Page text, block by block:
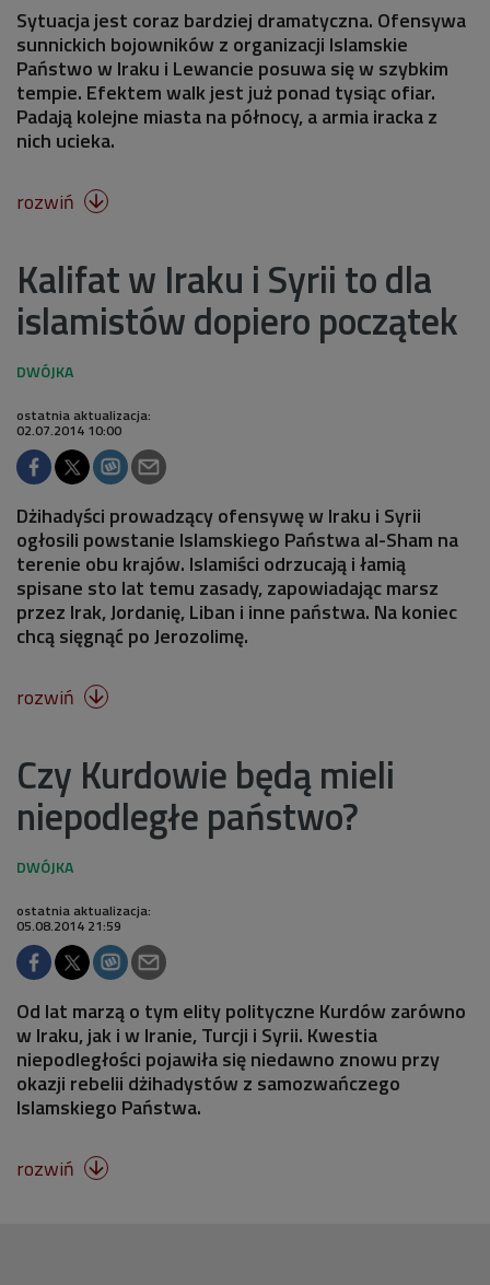
Sytuacja jest coraz bardziej dramatyczna. Ofensywa
sunnickich bojowników z organizacji Islamskie
Państwo w Iraku i Lewancie posuwa się w szybkim
tempie. Efektem walk jest już ponad tysiąc ofiar.
Padają kolejne miasta na północy, a armia iracka z
nich ucieka.
rozwiń 
Kalifat w Iraku i Syrii to dla
islamistów dopiero początek
ostatnia aktualizacja:
02.07.2014 10:00
Dżihadyści prowadzący ofensywę w Iraku i Syrii
ogłosili powstanie Islamskiego Państwa al-Sham na
terenie obu krajów. Islamiści odrzucają i łamią
spisane sto lat temu zasady, zapowiadając marsz
przez Irak, Jordanię, Liban i inne państwa. Na koniec
chcą sięgnąć po Jerozolimę.
rozwiń 
Czy Kurdowie będą mieli
niepodległe państwo?
ostatnia aktualizacja:
05.08.2014 21:59
Od lat marzą o tym elity polityczne Kurdów zarówno
w Iraku, jak i w Iranie, Turcji i Syrii. Kwestia
niepodległości pojawiła się niedawno znowu przy
okazji rebelii dżihadystów z samozwańczego
Islamskiego Państwa.
rozwiń 